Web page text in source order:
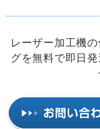
レーザー加工機
グを無料で即日